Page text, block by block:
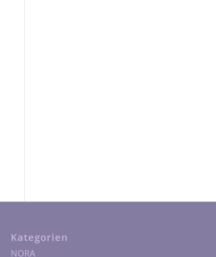
Kategorien
NORA